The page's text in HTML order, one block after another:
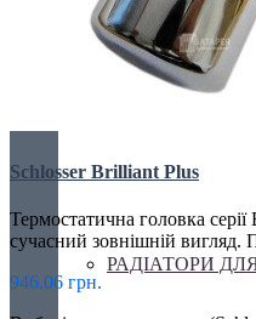
ЕЛЕКТРО
РАДІАТОРИ
Schlosser Brilliant Plus
Термостатична головка
сучасний зовнішній вигляд.
946.06 грн.